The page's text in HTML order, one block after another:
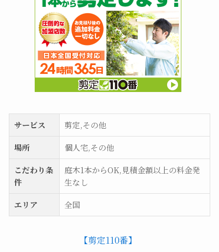
サービス
剪定,その他
場所
個人宅,その他
こだわり条
件
庭木1本からOK,見積金額以上の料金発
生なし
エリア
全国
【剪定110番】